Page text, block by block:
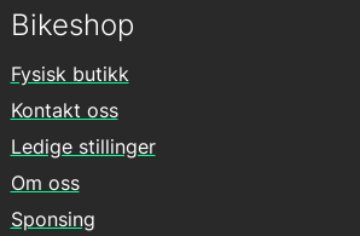
Bikeshop
Fysisk butikk
Kontakt oss
Ledige stillinger
Om oss
Sponsing